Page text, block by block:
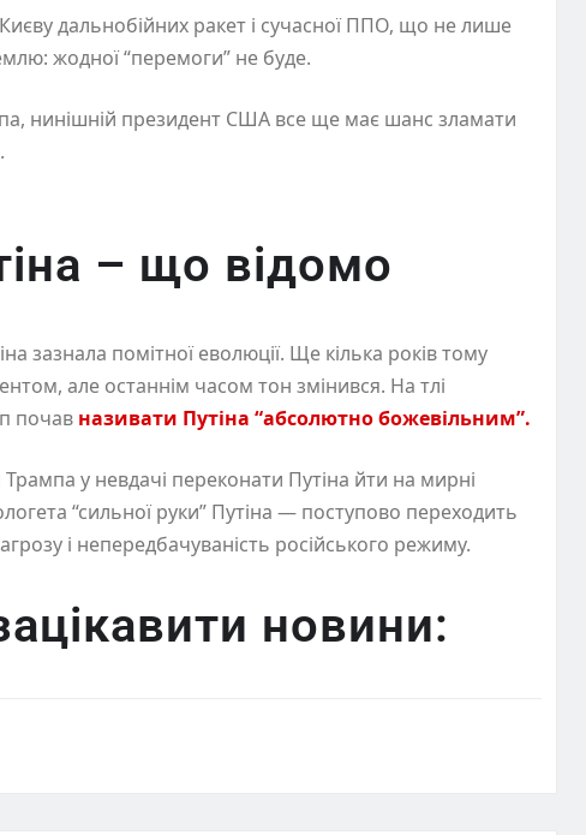
дальнобійних ракет і сучасної ППО, що не лише
жодної “перемоги” не буде.
нинішній президент США все ще має шанс зламати
– що відомо
зазнала помітної еволюції. Ще кілька років тому
але останнім часом тон змінився. На тлі
почав називати Путіна “абсолютно божевільним”.
у невдачі переконати Путіна йти на мирні
“сильної руки” Путіна — поступово переходить
і непередбачуваність російського режиму.
новини: